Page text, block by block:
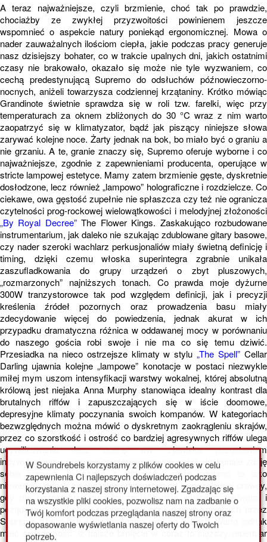
A teraz najważniejsze, czyli brzmienie, choć tak po prawdzie,
chociażby ze zwykłej przyzwoitości powinienem jeszcze
wspomnieć o aspekcie natury poniekąd ergonomicznej. Mowa o
nader zauważalnych ilościom ciepła, jakie podczas pracy generuje
nasz dzisiejszy bohater, co w trakcie upalnych dni, jakich ostatnimi
czasy nie brakowało, okazało się może nie tyle wyzwaniem, co
cechą predestynującą Supremo do odsłuchów późnowieczorno-
nocnych, aniżeli towarzysza codziennej krzątaniny. Krótko mówiąc
Grandinote świetnie sprawdza się w roli tzw. farelki, więc przy
temperaturach za oknem zbliżonych do 30 °C wraz z nim warto
zaopatrzyć się w klimatyzator, bądź jak piszący niniejsze słowa
zarywać kolejne noce. Żarty jednak na bok, bo miało być o graniu a
nie grzaniu. A te, granie znaczy się, Supremo oferuje wyborne i co
najważniejsze, zgodnie z zapewnieniami producenta, operujące w
stricte lampowej estetyce. Mamy zatem brzmienie gęste, dyskretnie
dosłodzone, lecz również „lampowo” holograficzne i rozdzielcze. Co
ciekawe, owa gęstość zupełnie nie spłaszcza czy też nie ogranicza
czytelności prog-rockowej wielowątkowości i melodyjnej złożoności
„By Royal Decree”The Flower Kings. Zaskakująco rozbudowane
instrumentarium, jak daleko nie szukając zdublowane gitary basowe,
czy nader szeroki wachlarz perkusjonaliów miały świetną definicję i
timing, dzięki czemu włoska superintegra zgrabnie unikała
zaszufladkowania do grupy urządzeń o zbyt pluszowych,
„rozmarzonych” najniższych tonach. Co prawda moje dyżurne
300W tranzystorowce tak pod względem definicji, jak i precyzji
kreślenia źródeł pozornych oraz prowadzenia basu miały
zdecydowanie więcej do powiedzenia, jednak akurat w ich
przypadku dramatyczna różnica w oddawanej mocy w porównaniu
do naszego gościa robi swoje i nie ma co się temu dziwić.
Przesiadka na nieco ostrzejsze klimaty w stylu„The Spell” Cellar
Darling ujawnia kolejne „lampowe” konotacje w postaci niezwykle
miłej mym uszom intensyfikacji warstwy wokalnej, której absolutną
królową jest niejaka Anna Murphy stanowiąca idealny kontrast dla
brutalnych riffów i zapuszczających się w iście doomowe,
depresyjne klimaty poczynania swoich kompanów. W kategoriach
bezwzględnych można mówić o dyskretnym zaokrągleniu skrajów,
przez co szorstkość i ostrość co bardziej agresywnych riffów ulega
ucywilizowaniu, lecz ocenę ww. zjawiska pozostawiam
indywidualnemu osądowi zainteresowanych, gdyż doskonale zdaję
sobie sprawę, że część z odbiorców może odebrać to jako
niewielkie, jednak zauważalne odstępstwo od bezwzględnej prawdy,
gdy dla pozostałych owa tonizacja będzie wielce oczekiwana i
pożądana z racji chęci odpoczynku przy reprodukowanych przez
Supremo dźwiękach a nie smagania nimi po uszach. Warto jednak
mieć świadomość, iż dalsze brnięcie w coraz to cięższy repertuar
W Soundrebels korzystamy z plików cookies w celu
zapewnienia Ci najlepszych doświadczeń podczas
korzystania z naszej strony internetowej. Zgadzając się
na wszystkie pliki cookies, pozwolisz nam na zadbanie o
Twój komfort podczas przeglądania naszej strony oraz
dopasowanie wyświetlania naszej oferty do Twoich
potrzeb.